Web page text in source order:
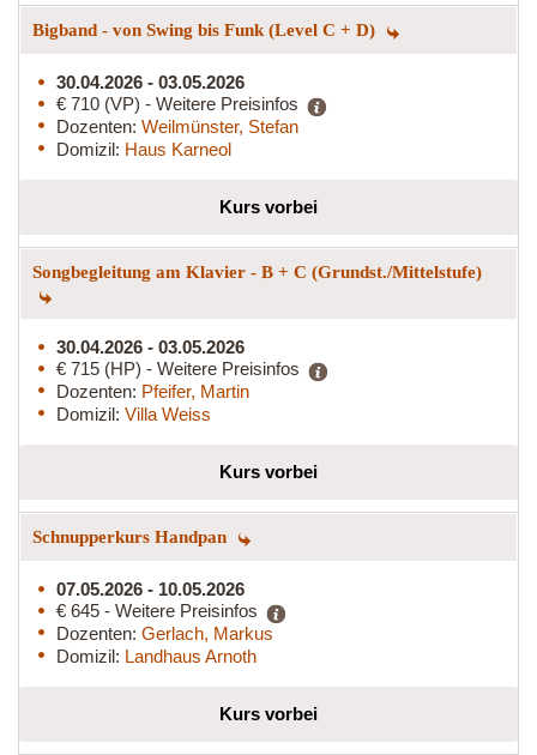
Bigband - von Swing bis Funk (Level C + D)
30.04.2026 - 03.05.2026
€ 710 (VP) - Weitere Preisinfos
Dozenten: Weilmünster, Stefan
Domizil: Haus Karneol
Kurs vorbei
Songbegleitung am Klavier - B + C (Grundst./Mittelstufe)
30.04.2026 - 03.05.2026
€ 715 (HP) - Weitere Preisinfos
Dozenten: Pfeifer, Martin
Domizil: Villa Weiss
Kurs vorbei
Schnupperkurs Handpan
07.05.2026 - 10.05.2026
€ 645 - Weitere Preisinfos
Dozenten: Gerlach, Markus
Domizil: Landhaus Arnoth
Kurs vorbei